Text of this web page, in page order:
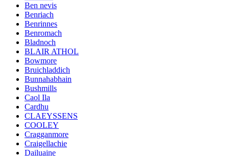
Ben nevis
Benriach
Benrinnes
Benromach
Bladnoch
BLAIR ATHOL
Bowmore
Bruichladdich
Bunnahabhain
Bushmills
Caol Ila
Cardhu
CLAEYSSENS
COOLEY
Cragganmore
Craigellachie
Dailuaine